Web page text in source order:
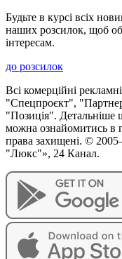
Будьте в курсі всіх
наших розсилок, щоб
інтересам.
до розсилок
Всі комерційні
"Спецпроєкт",
"Позиція". Детальніше
можна ознайомитись в
права захищені. ©
"Люкс"», 24 Канал.